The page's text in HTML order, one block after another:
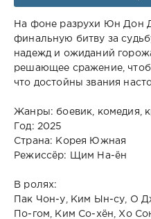
На фоне разрухи Юн Дон
финальную битву за
надежд и ожиданий
решающее сражение,
что достойны звания
Жанры: боевик, комедия,
Год: 2025
Страна: Корея Южная
Режиссёр: Щим На-ён
В ролях:
Пак Чон-у, Ким Ын-су, О
По-гом, Ким Со-хён, Хо